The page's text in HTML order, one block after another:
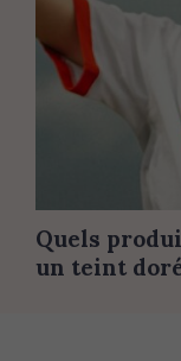
Quels
un teint